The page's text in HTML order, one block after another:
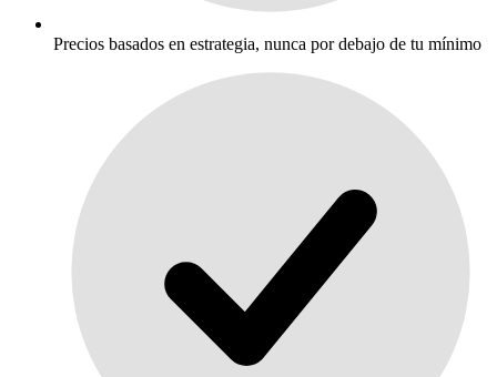
Precios basados en estrategia, nunca por debajo de tu mínimo